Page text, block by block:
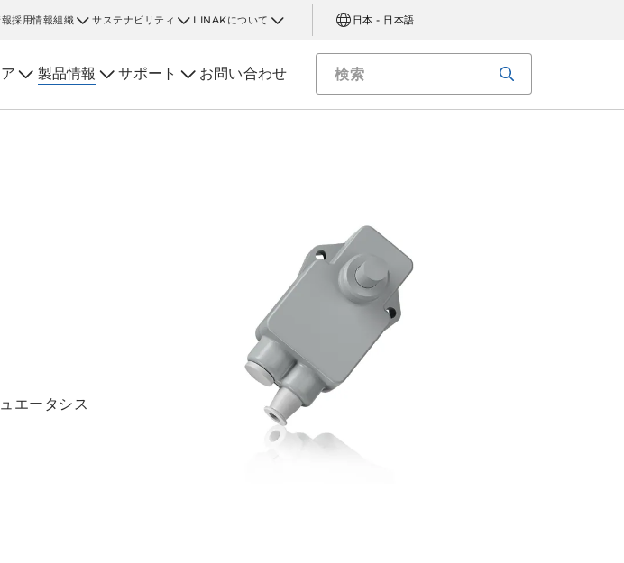
採用情報組織 サステナビリティ LINAKについて 日本 - 日本語
製品情報 サポート お問い合わせ
エータシス